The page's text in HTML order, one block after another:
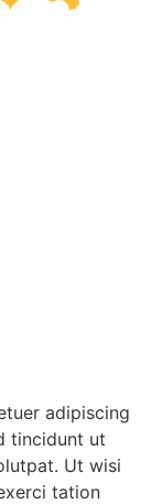
adipiscing
tincidunt ut
Ut wisi
tation